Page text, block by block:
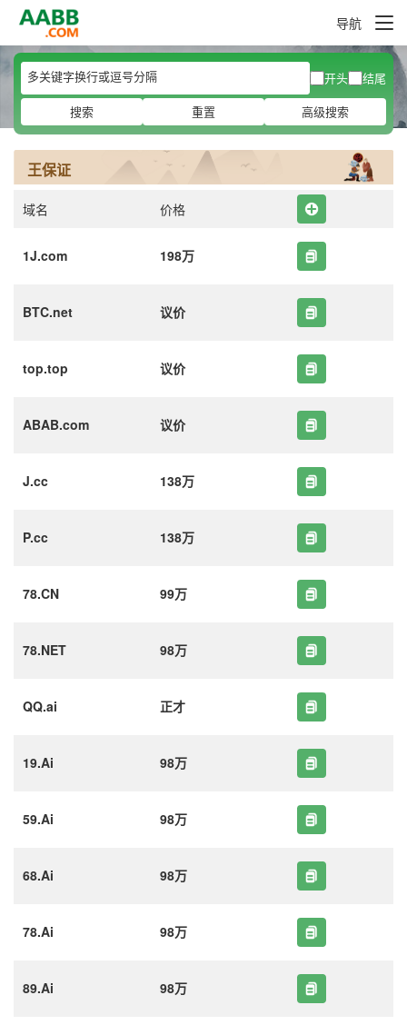
导航
开头
结尾
搜索
重置 高级搜索
王保证
域名 价格
1J.com 198万
BTC.net 议价
top.top 议价
ABAB.com 议价
J.cc 138万
P.cc 138万
78.CN 99万
78.NET 98万
QQ.ai 正才
19.Ai 98万
59.Ai 98万
68.Ai 98万
78.Ai 98万
89.Ai 98万